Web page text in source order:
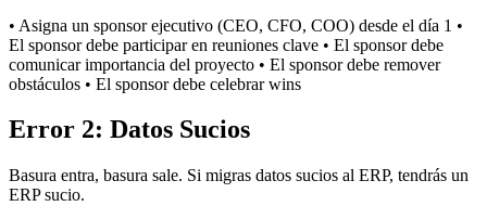
• Asigna un sponsor ejecutivo (CEO, CFO, COO) desde el día 1 •
El sponsor debe participar en reuniones clave • El sponsor debe
comunicar importancia del proyecto • El sponsor debe remover
obstáculos • El sponsor debe celebrar wins
Error 2: Datos Sucios
Basura entra, basura sale. Si migras datos sucios al ERP, tendrás un
ERP sucio.